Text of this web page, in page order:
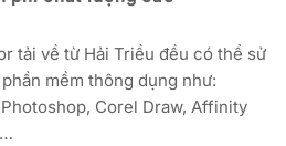
tải về từ Hải Triều đều có thể sử
mềm thông dụng như:
Corel Draw, Affinity